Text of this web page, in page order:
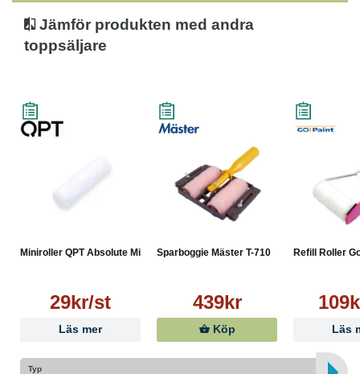
Jämför produkten med andra
toppsäljare
Miniroller QPT Absolute Mic...
29kr/st
Läs mer
Sparboggie Mäster T-710
439kr
Köp
Refill Roller
Läs
Typ